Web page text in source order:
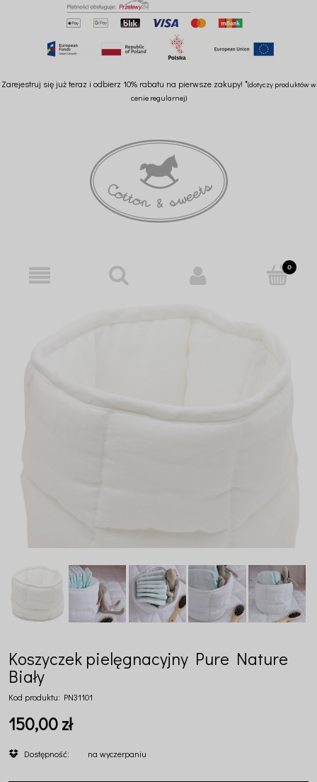
Zarejestruj się już teraz i odbierz 10% rabatu na pierwsze zakupy! *(dotyczy produktów w
cenie regularnej)
Koszyczek pielęgnacyjny Pure Nature
Biały
Kod produktu: PN31101
150,00 zł
Dostępność: na wyczerpaniu